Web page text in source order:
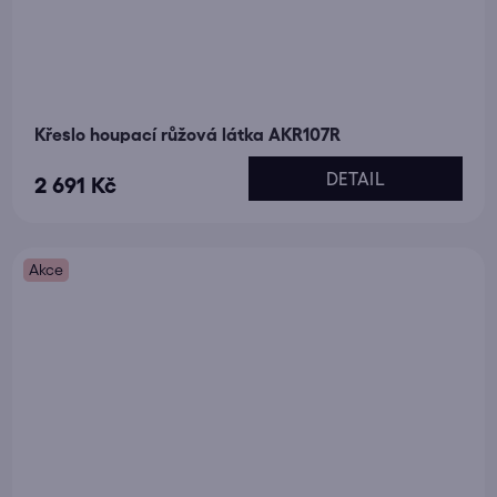
Křeslo houpací růžová látka AKR107R
2 691 Kč DETAIL
Akce